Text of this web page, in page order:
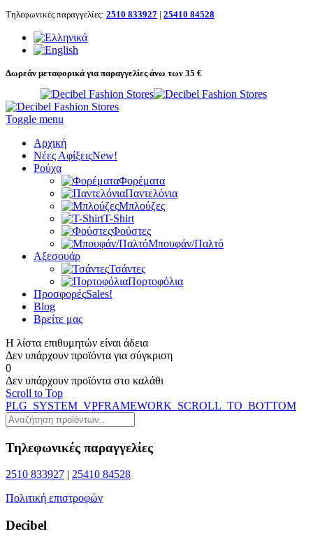
Τηλεφωνικές παραγγελίες: 2510 833927 | 25410 84528
Δωρεάν μεταφορικά για παραγγελίες άνω των 35 €
Toggle menu
Αρχική
Νέες ΑφίξειςNew!
Ρούχα
Φορέματα
Παντελόνια
Μπλούζες
T-Shirt
Φούστες
Μπουφάν/Παλτό
Αξεσουάρ
Τσάντες
Πορτοφόλια
ΠροσφορέςSales!
Blog
Βρείτε μας
Η λίστα επιθυμητών είναι άδεια
Δεν υπάρχουν προϊόντα για σύγκριση
0
Δεν υπάρχουν προϊόντα στο καλάθι
Scroll to Top
PLG_SYSTEM_VPFRAMEWORK_SCROLL_TO_BOTTOM
Τηλεφωνικές παραγγελίες
2510 833927 | 25410 84528
Πολιτική επιστροφών
Decibel